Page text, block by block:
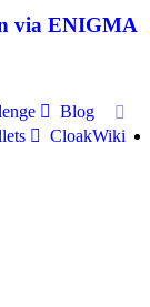
via ENIGMA
Blog
CloakWiki